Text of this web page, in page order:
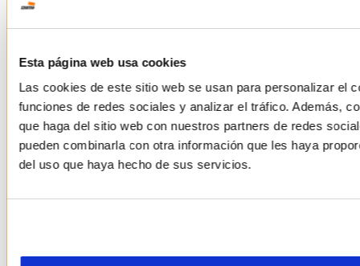
Esta página web usa cookies
Las cookies de este sitio web se usan para personalizar el
funciones de redes sociales y analizar el tráfico. Además,
que haga del sitio web con nuestros partners de redes
pueden combinarla con otra información que les haya
del uso que haya hecho de sus servicios.